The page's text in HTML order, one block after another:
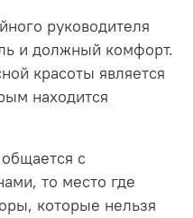
руководителя
и должный комфорт.
красоты является
находится
с
то место где
которые нельзя